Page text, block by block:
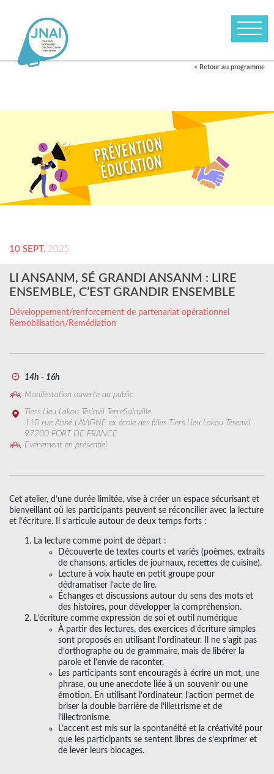
< Retour au programme
10 SEPT. 2025
LI ANSANM, SÉ GRANDI ANSANM : LIRE
ENSEMBLE, C’EST GRANDIR ENSEMBLE
Développement/renforcement de partenariat opérationnel
Remobilisation/Remédiation
14h - 16h
Manifestation ouverte au public
Tiers Lieu Lakou Tèsinvil TerreSainville
110 rue Abbé LAVIGNE ex école des filles Tiers Lieu Lakou Tèsenvil
97200 FORT DE FRANCE
Evénement en présentiel
Cet atelier, d’une durée limitée, vise à créer un espace sécurisant et
bienveillant où les participants peuvent se réconcilier avec la lecture
et l’écriture. Il s’articule autour de deux temps forts :
La lecture comme point de départ :
Découverte de textes courts et variés (poèmes, extraits
de chansons, articles de journaux, recettes de cuisine).
Lecture à voix haute en petit groupe pour
dédramatiser l’acte de lire.
Échanges et discussions autour du sens des mots et
des histoires, pour développer la compréhension.
L’écriture comme expression de soi et outil numérique
À partir des lectures, des exercices d’écriture simples
sont proposés en utilisant l’ordinateur. Il ne s’agit pas
d’orthographe ou de grammaire, mais de libérer la
parole et l’envie de raconter.
Les participants sont encouragés à écrire un mot, une
phrase, ou une anecdote liée à un souvenir ou une
émotion. En utilisant l’ordinateur, l’action permet de
briser la double barrière de l’illettrisme et de
l’illectronisme.
L’accent est mis sur la spontanéité et la créativité pour
que les participants se sentent libres de s’exprimer et
de lever leurs blocages.